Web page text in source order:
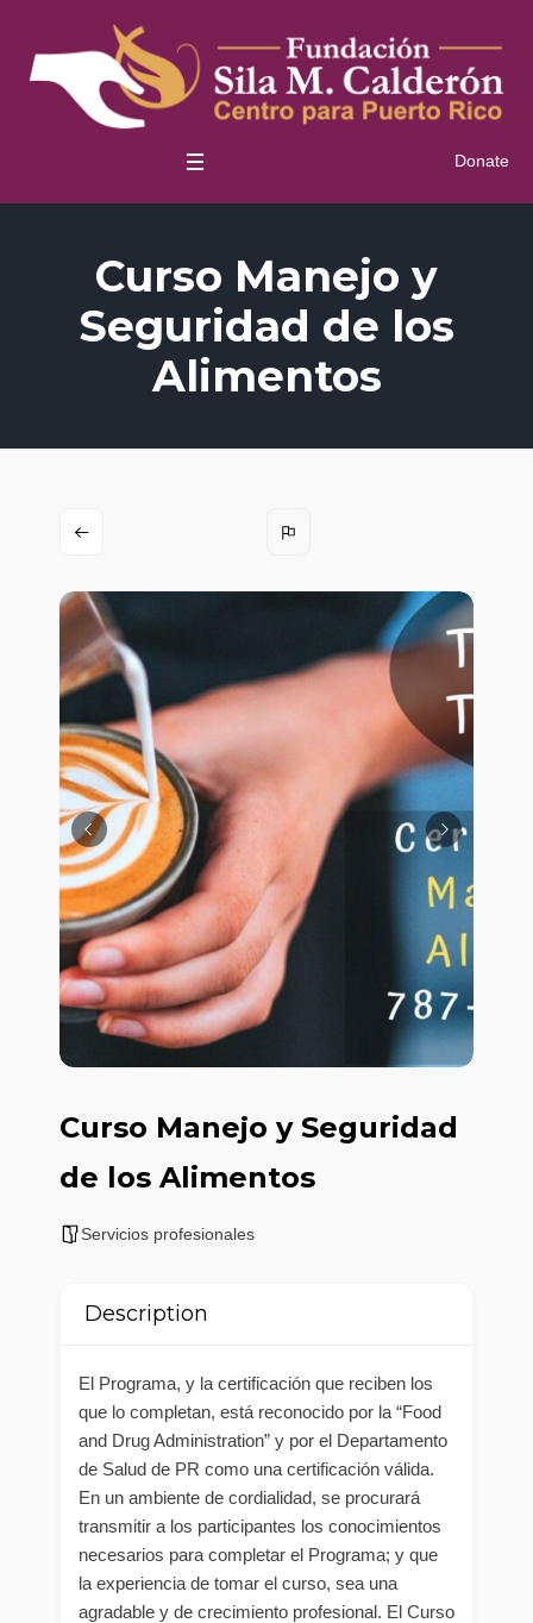
Donate
Curso Manejo y
Seguridad de los
Alimentos
Curso Manejo y Seguridad
de los Alimentos
Servicios profesionales
Description
El Programa, y la certificación que reciben los
que lo completan, está reconocido por la “Food
and Drug Administration” y por el Departamento
de Salud de PR como una certificación válida.
En un ambiente de cordialidad, se procurará
transmitir a los participantes los conocimientos
necesarios para completar el Programa; y que
la experiencia de tomar el curso, sea una
agradable y de crecimiento profesional. El Curso